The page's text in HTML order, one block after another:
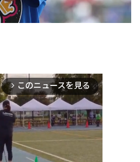
arrow_forward_ios このニュースを見る